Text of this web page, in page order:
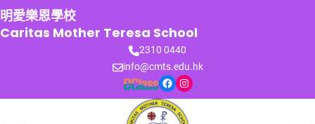
跳
至
主
明愛樂恩學校
Caritas Mother Teresa School
2310 0440
info@cmts.edu.hk
Facebook Instagram